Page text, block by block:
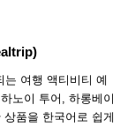
는 여행 액티비티 예
노이 투어, 하롱베이
품을 한국어로 쉽게